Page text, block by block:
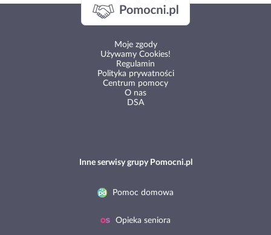
Moje zgody
Używamy Cookies!
Regulamin
Polityka prywatności
Centrum pomocy
O nas
DSA
Inne serwisy grupy Pomocni.pl
Pomoc domowa
Opieka seniora